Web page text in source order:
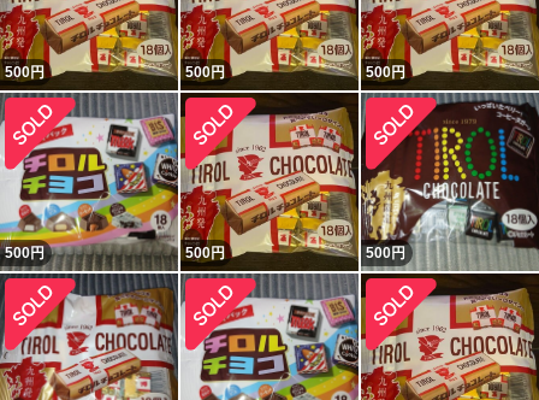
500円 500円 500円
500円 500円 500円